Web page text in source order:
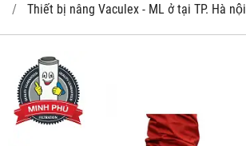
Thiết bị nâng Vaculex - ML ở tại TP. Hà nội